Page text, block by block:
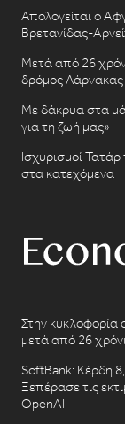
Απολογείται ο
Βρετανίδας-
Μετά από 26
δρόμος Λάρνακας
Με δάκρυα στα
για τη ζωή μας»
Ισχυρισμοί
στα κατεχόμενα
Στην κυκλοφορία
μετά από 26
SoftBank: Κέρδη
Ξεπέρασε τις
OpenAI